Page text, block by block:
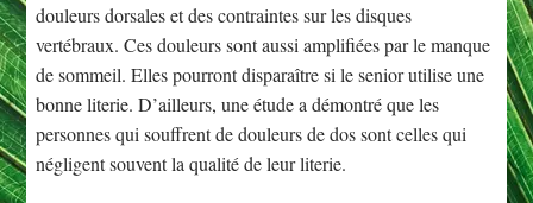
douleurs dorsales et des contraintes sur les disques
vertébraux. Ces douleurs sont aussi amplifiées par le manque
de sommeil. Elles pourront disparaître si le senior utilise une
bonne literie. D’ailleurs, une étude a démontré que les
personnes qui souffrent de douleurs de dos sont celles qui
négligent souvent la qualité de leur literie.